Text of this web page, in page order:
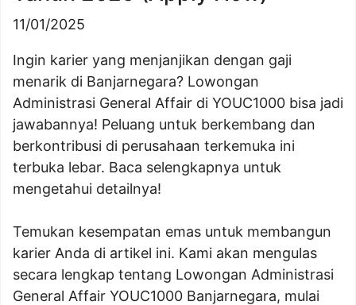
11/01/2025
Ingin karier yang menjanjikan dengan gaji
menarik di Banjarnegara? Lowongan
Administrasi General Affair di YOUC1000 bisa jadi
jawabannya! Peluang untuk berkembang dan
berkontribusi di perusahaan terkemuka ini
terbuka lebar. Baca selengkapnya untuk
mengetahui detailnya!
Temukan kesempatan emas untuk membangun
karier Anda di artikel ini. Kami akan mengulas
secara lengkap tentang Lowongan Administrasi
General Affair YOUC1000 Banjarnegara, mulai